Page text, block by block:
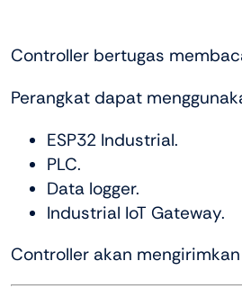
Controller bertugas
Perangkat dapat
ESP32 Industrial.
PLC.
Data logger.
Industrial IoT Gateway.
Controller akan